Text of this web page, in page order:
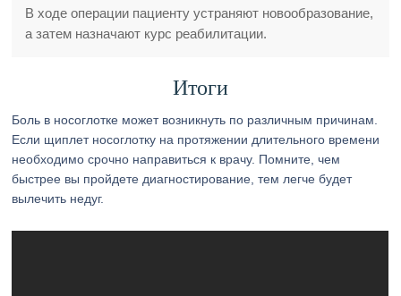
В ходе операции пациенту устраняют новообразование,
а затем назначают курс реабилитации.
Итоги
Боль в носоглотке может возникнуть по различным причинам.
Если щиплет носоглотку на протяжении длительного времени
необходимо срочно направиться к врачу. Помните, чем
быстрее вы пройдете диагностирование, тем легче будет
вылечить недуг.